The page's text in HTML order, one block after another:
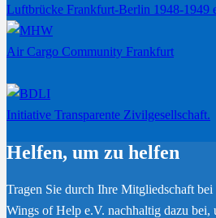
Luftbrücke Frankfurt-Berlin 1948-1949
Air Cargo Community Frankfurt
Initiative Transparente Zivilgesellschaft.
Helfen, um zu helfen
Tragen Sie durch Ihre Mitgliedschaft
Wings of Help e.V. nachhaltig dazu bei,